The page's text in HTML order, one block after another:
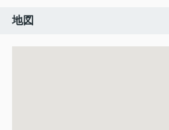
地図